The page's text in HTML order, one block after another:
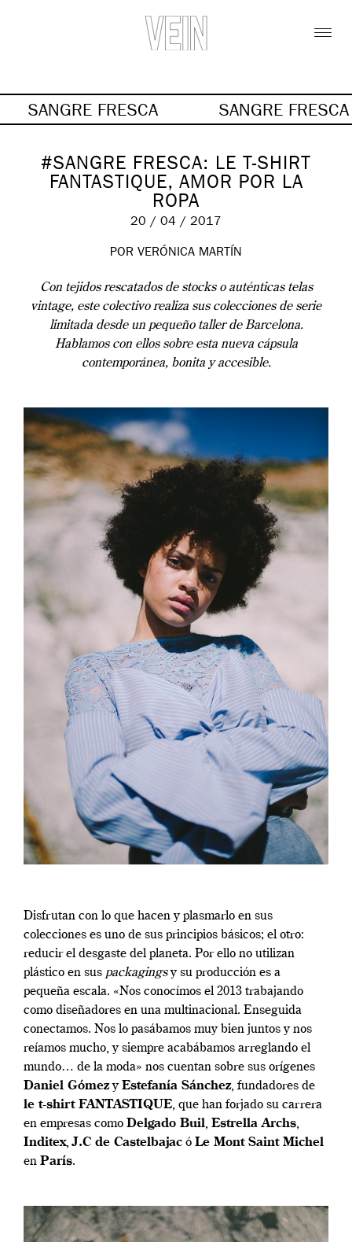
SANGRE FRESCA SANGRE
#SANGRE FRESCA: LE T-SHIRT
FANTASTIQUE, AMOR POR LA
ROPA
20 / 04 / 2017
POR VERÓNICA MARTÍN
Con tejidos rescatados de stocks o auténticas telas
vintage, este colectivo realiza sus colecciones de serie
limitada desde un pequeño taller de Barcelona.
Hablamos con ellos sobre esta nueva cápsula
contemporánea, bonita y accesible.
Disfrutan con lo que hacen y plasmarlo en sus
colecciones es uno de sus principios básicos; el otro:
reducir el desgaste del planeta. Por ello no utilizan
plástico en sus packagingsy su producción es a
pequeña escala. «Nos conocímos el 2013 trabajando
como diseñadores en una multinacional. Enseguida
conectamos. Nos lo pasábamos muy bien juntos y nos
reíamos mucho, y siempre acabábamos arreglando el
mundo… de la moda» nos cuentan sobre sus orígenes
Daniel GómezyEstefanía Sánchez, fundadores de
le t-shirt FANTASTIQUE, que han forjado su carrera
en empresas como Delgado Buil, Estrella Archs,
Inditex,J.C de Castelbajac ó Le Mont Saint Michel
en París.